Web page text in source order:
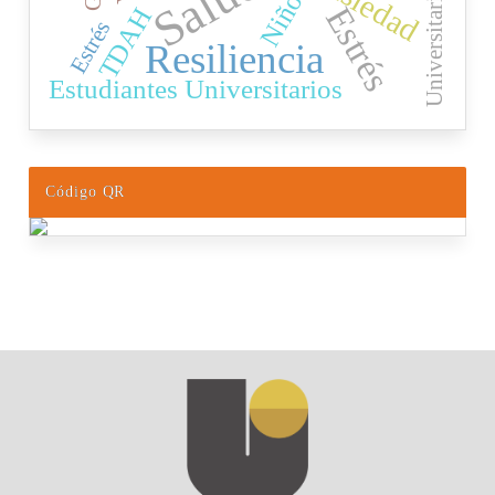
ResilienciaEstrés
Estudiantes Universitarios
TDAH Niños
Estrés Universitarios
Código QR